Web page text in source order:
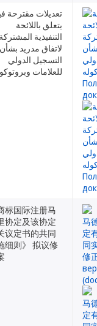
تعديلات مقترحة
يتعلق باللائحة
التنفيذية المشتركة
لاتفاق مدريد بشأن
التسجيل الدولي
للعلامات
标国际注册马
协定及该协定
议定书的共同
细则》 拟议修